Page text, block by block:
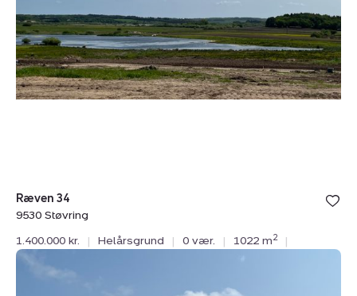
Ræven 34
9530 Støvring
1.400.000 kr.
| Helårsgrund | 0 vær. | 1022 m2 |
Helårsgrund:
Ræven